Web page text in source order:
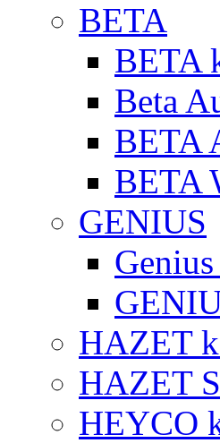
BETA
BETA
Beta
BETA
BETA
GENIUS
HAZET
HAZET
HEYCO